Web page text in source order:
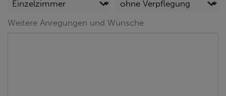
Weitere Anregungen und Wünsche